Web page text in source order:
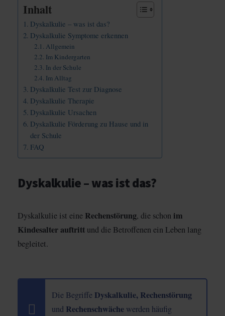
Inhalt
Dyskalkulie – was ist das?
Dyskalkulie Symptome erkennen
Allgemein
Im Kindergarten
In der Schule
Im Alltag
Dyskalkulie Test zur Diagnose
Dyskalkulie Therapie
Dyskalkulie Ursachen
Dyskalkulie Förderung zu Hause und in
der Schule
FAQ
Dyskalkulie – was ist das?
Dyskalkulie ist eine Rechenstörung, die schon im
Kindesalter auftritt und die Betroffenen ein Leben lang
begleitet.
Die Begriffe Dyskalkulie, Rechenstörung
und Rechenschwächewerden häufig